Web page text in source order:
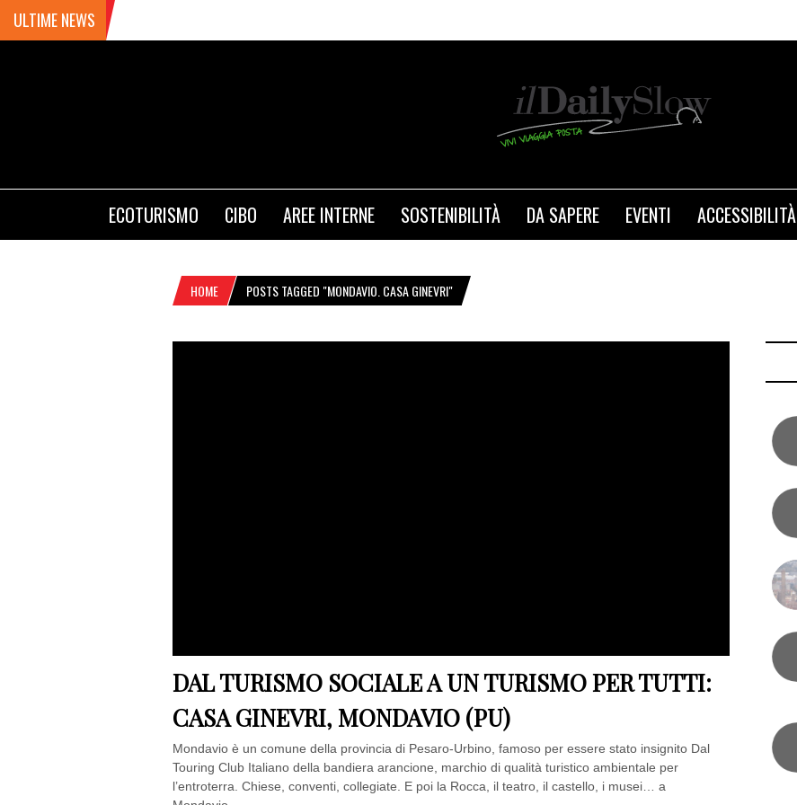
ULTIME NEWS
ECOTURISMO CIBO AREE INTERNE SOSTENIBILITÀ DA SAPERE EVENTI ACCESSIBILITÀ
HOME POSTS TAGGED "MONDAVIO. CASA GINEVRI"
DAL TURISMO SOCIALE A UN TURISMO PER TUTTI:
CASA GINEVRI, MONDAVIO (PU)
Mondavio è un comune della provincia di Pesaro-Urbino, famoso per essere stato insignito Dal
Touring Club Italiano della bandiera arancione, marchio di qualità turistico ambientale per
l’entroterra. Chiese, conventi, collegiate. E poi la Rocca, il teatro, il castello, i musei… a